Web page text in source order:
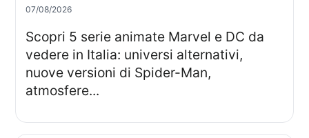
07/08/2026
Scopri 5 serie animate Marvel e DC da
vedere in Italia: universi alternativi,
nuove versioni di Spider-Man,
atmosfere...